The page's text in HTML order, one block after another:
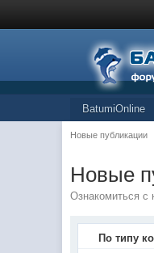
BatumiOnline
Новые публикации
Новые
Ознакомиться с
По типу